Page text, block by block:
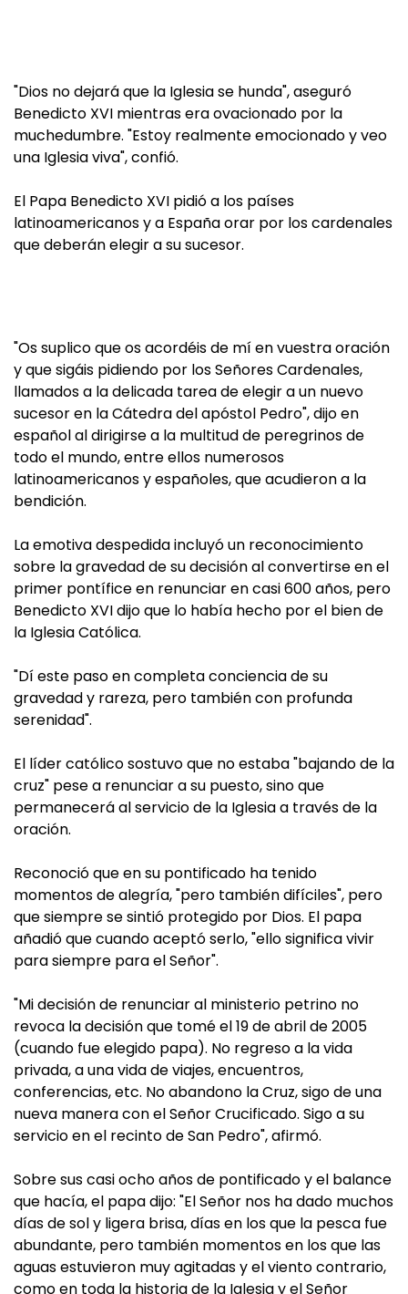
"Dios no dejará que la Iglesia se hunda", aseguró
Benedicto XVI mientras era ovacionado por la
muchedumbre. "Estoy realmente emocionado y veo
una Iglesia viva", confió.
El Papa Benedicto XVI pidió a los países
latinoamericanos y a España orar por los cardenales
que deberán elegir a su sucesor.
"Os suplico que os acordéis de mí en vuestra oración
y que sigáis pidiendo por los Señores Cardenales,
llamados a la delicada tarea de elegir a un nuevo
sucesor en la Cátedra del apóstol Pedro", dijo en
español al dirigirse a la multitud de peregrinos de
todo el mundo, entre ellos numerosos
latinoamericanos y españoles, que acudieron a la
bendición.
La emotiva despedida incluyó un reconocimiento
sobre la gravedad de su decisión al convertirse en el
primer pontífice en renunciar en casi 600 años, pero
Benedicto XVI dijo que lo había hecho por el bien de
la Iglesia Católica.
"Dí este paso en completa conciencia de su
gravedad y rareza, pero también con profunda
serenidad".
El líder católico sostuvo que no estaba "bajando de la
cruz" pese a renunciar a su puesto, sino que
permanecerá al servicio de la Iglesia a través de la
oración.
Reconoció que en su pontificado ha tenido
momentos de alegría, "pero también difíciles", pero
que siempre se sintió protegido por Dios. El papa
añadió que cuando aceptó serlo, "ello significa vivir
para siempre para el Señor".
"Mi decisión de renunciar al ministerio petrino no
revoca la decisión que tomé el 19 de abril de 2005
(cuando fue elegido papa). No regreso a la vida
privada, a una vida de viajes, encuentros,
conferencias, etc. No abandono la Cruz, sigo de una
nueva manera con el Señor Crucificado. Sigo a su
servicio en el recinto de San Pedro", afirmó.
Sobre sus casi ocho años de pontificado y el balance
que hacía, el papa dijo: "El Señor nos ha dado muchos
días de sol y ligera brisa, días en los que la pesca fue
abundante, pero también momentos en los que las
aguas estuvieron muy agitadas y el viento contrario,
como en toda la historia de la Iglesia y el Señor